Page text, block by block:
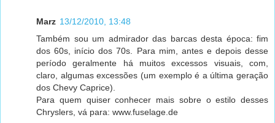
Marz 13/12/2010, 13:48
Também sou um admirador das barcas desta época: fim
dos 60s, início dos 70s. Para mim, antes e depois desse
período geralmente há muitos excessos visuais, com,
claro, algumas excessões (um exemplo é a última geração
dos Chevy Caprice).
Para quem quiser conhecer mais sobre o estilo desses
Chryslers, vá para: www.fuselage.de